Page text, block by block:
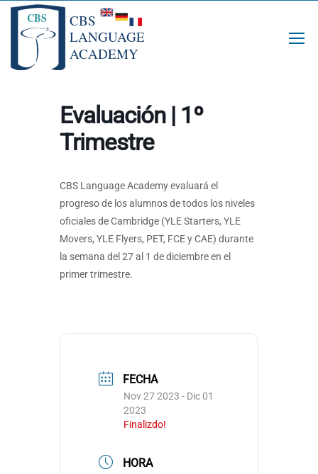
Evaluación | 1º
Trimestre
CBS Language Academy evaluará el
progreso de los alumnos de todos los niveles
oficiales de Cambridge (YLE Starters, YLE
Movers, YLE Flyers, PET, FCE y CAE) durante
la semana del 27 al 1 de diciembre en el
primer trimestre.
FECHA
Nov 27 2023 - Dic 01
2023
Finalizdo!
HORA